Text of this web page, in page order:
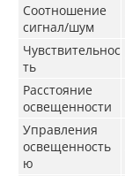
Соотношение
сигнал/шум
Чувствительнос
ть
Расстояние
освещенности
Управления
освещенность
ю